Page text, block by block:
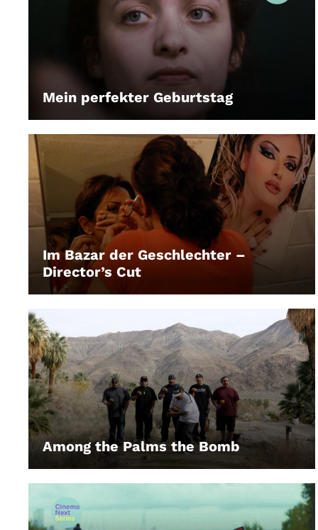
Mein perfekter Geburtstag
LEIHEN
Im Bazar der Geschlechter –
Director’s Cut
LEIHEN
Among the Palms the Bomb
LEIHEN